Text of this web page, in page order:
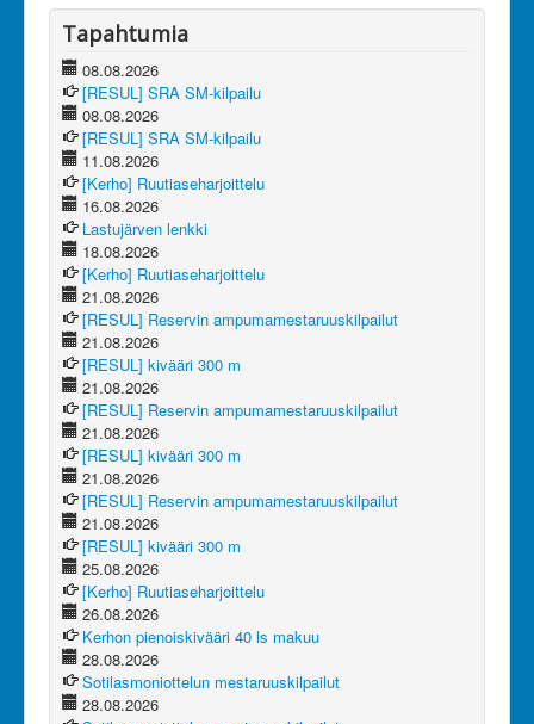
Tapahtumia
08.08.2026
[RESUL] SRA SM-kilpailu
08.08.2026
[RESUL] SRA SM-kilpailu
11.08.2026
[Kerho] Ruutiaseharjoittelu
16.08.2026
Lastujärven lenkki
18.08.2026
[Kerho] Ruutiaseharjoittelu
21.08.2026
[RESUL] Reservin ampumamestaruuskilpailut
21.08.2026
[RESUL] kivääri 300 m
21.08.2026
[RESUL] Reservin ampumamestaruuskilpailut
21.08.2026
[RESUL] kivääri 300 m
21.08.2026
[RESUL] Reservin ampumamestaruuskilpailut
21.08.2026
[RESUL] kivääri 300 m
25.08.2026
[Kerho] Ruutiaseharjoittelu
26.08.2026
Kerhon pienoiskivääri 40 ls makuu
28.08.2026
Sotilasmoniottelun mestaruuskilpailut
28.08.2026